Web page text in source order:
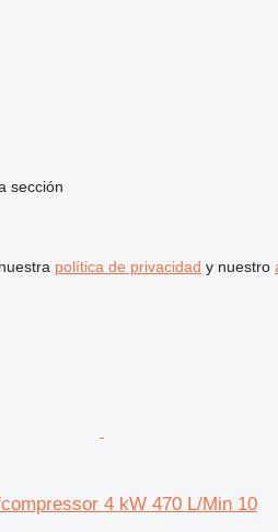
sección
política de privacidad y nuestro
4 kW 470 L/Min 10